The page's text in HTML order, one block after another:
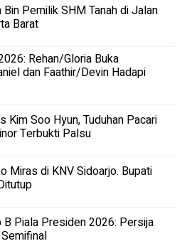
Pemilik SHM Tanah di Jalan
Barat
Rehan/Gloria Buka
dan Faathir/Devin Hadapi
Kim Soo Hyun, Tuduhan Pacari
Terbukti Palsu
Miras di KNV Sidoarjo. Bupati
B Piala Presiden 2026: Persija